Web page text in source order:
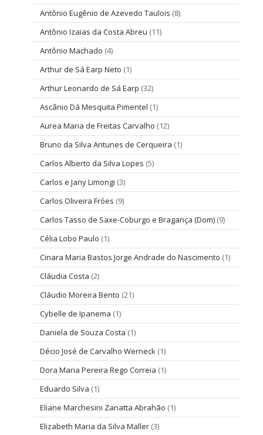
Antônio Eugênio de Azevedo Taulois (8)
Antônio Izaias da Costa Abreu (11)
Antônio Machado (4)
Arthur de Sá Earp Neto (1)
Arthur Leonardo de Sá Earp (32)
Ascânio Dá Mesquita Pimentel (1)
Aurea Maria de Freitas Carvalho (12)
Bruno da Silva Antunes de Cerqueira (1)
Carlos Alberto da Silva Lopes (5)
Carlos e Jany Limongi (3)
Carlos Oliveira Fróes (9)
Carlos Tasso de Saxe-Coburgo e Bragança (Dom) (9)
Célia Lobo Paulo (1)
Cinara Maria Bastos Jorge Andrade do Nascimento (1)
Cláudia Costa (2)
Cláudio Moreira Bento (21)
Cybelle de Ipanema (1)
Daniela de Souza Costa (1)
Décio José de Carvalho Werneck (1)
Dora Maria Pereira Rego Correia (1)
Eduardo Silva (1)
Eliane Marchesini Zanatta Abrahão (1)
Elizabeth Maria da Silva Maller (3)